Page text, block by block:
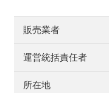
販売業者
運営統括責任者
所在地